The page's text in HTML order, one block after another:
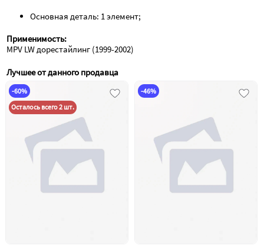
Основная деталь: 1 элемент;
Применимость:
MPV LW дорестайлинг (1999-2002)
Лучшее от данного продавца
-60%
Осталось всего 2 шт.
-46%